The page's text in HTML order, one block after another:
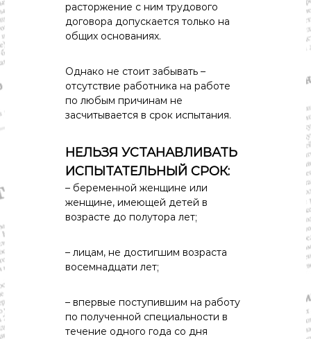
расторжение с ним трудового
договора допускается только на
общих основаниях.
Однако не стоит забывать –
отсутствие работника на работе
по любым причинам не
засчитывается в срок испытания.
НЕЛЬЗЯ УСТАНАВЛИВАТЬ
ИСПЫТАТЕЛЬНЫЙ СРОК:
– беременной женщине или
женщине, имеющей детей в
возрасте до полутора лет;
– лицам, не достигшим возраста
восемнадцати лет;
– впервые поступившим на работу
по полученной специальности в
течение одного года со дня